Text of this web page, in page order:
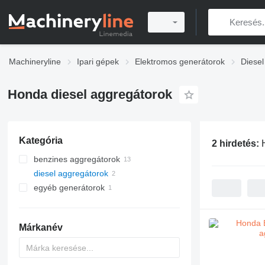
Machineryline Ipari gépek Elektromos generátorok
Honda diesel aggregátorok
Kategória
benzines aggregátorok
diesel aggregátorok
egyéb generátorok
Márkanév
2 hirdetés: